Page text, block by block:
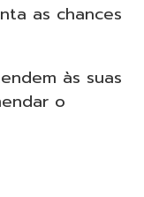
as chances
às suas
o